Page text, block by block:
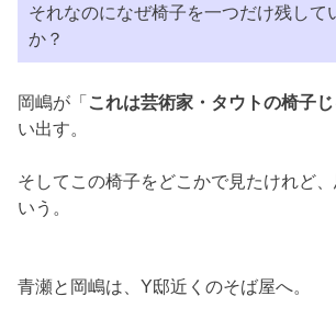
それなのになぜ椅子を一つだけ残して
か？
岡嶋が「これは芸術家・タウトの椅子
い出す。
そしてこの椅子をどこかで見たけれど
いう。
青瀬と岡嶋は、Y邸近くのそば屋へ。